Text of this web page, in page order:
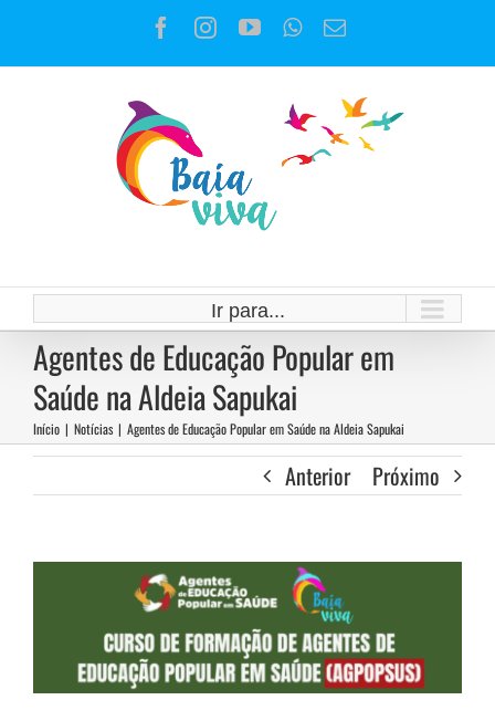
o
Facebook
Instagram
YouTubeWhatsApp
E-
Ir para...
Agentes de Educação Popular em
Saúde na Aldeia Sapukai
Início | Notícias | Agentes de Educação Popular em Saúde na Aldeia Sapukai
Anterior Próximo